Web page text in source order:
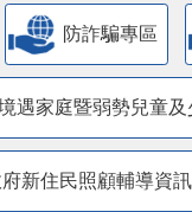
防詐騙專區
遇家庭暨弱勢兒童
新住民照顧輔導資